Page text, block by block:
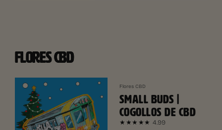
FLORES CBD
Flores CBD
SMALL BUDS |
COGOLLOS DE CBD
★★★★★ 4.99